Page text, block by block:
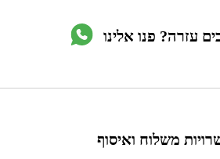
טיפות
עזרה? פנו אלינו
משלוח ואיסוף